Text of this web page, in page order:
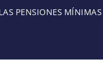
PENSIONES